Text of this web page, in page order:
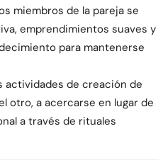
miembros de la pareja se
emprendimientos suaves y
para mantenerse
actividades de creación de
otro, a acercarse en lugar de
a través de rituales